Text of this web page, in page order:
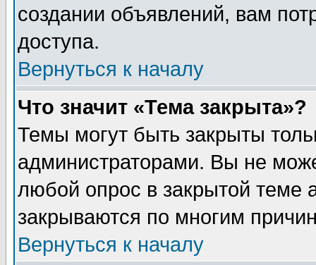
создании объявлений, вам
доступа.
Вернуться к началу
Что значит «Тема закрыта»?
Темы могут быть закрыты
администраторами. Вы не
любой опрос в закрытой теме
закрываются по многим
Вернуться к началу